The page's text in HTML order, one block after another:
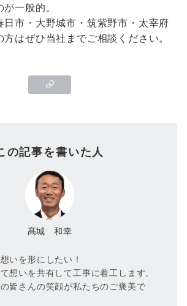
一般的。
日市・大野城市・筑紫野市・太宰府
はぜひ当社までご相談ください。
の記事を書いた人
髙城 和幸
いを形にしたい！
想いを共有して工事に着工します。
皆さんの笑顔が私たちのご褒美で